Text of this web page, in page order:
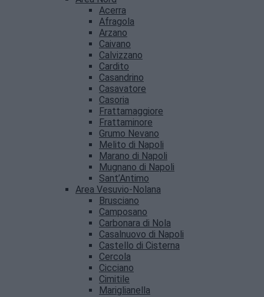
Acerra
Afragola
Arzano
Caivano
Calvizzano
Cardito
Casandrino
Casavatore
Casoria
Frattamaggiore
Frattaminore
Grumo Nevano
Melito di Napoli
Marano di Napoli
Mugnano di Napoli
Sant’Antimo
Area Vesuvio-Nolana
Brusciano
Camposano
Carbonara di Nola
Casalnuovo di Napoli
Castello di Cisterna
Cercola
Cicciano
Cimitile
Mariglianella